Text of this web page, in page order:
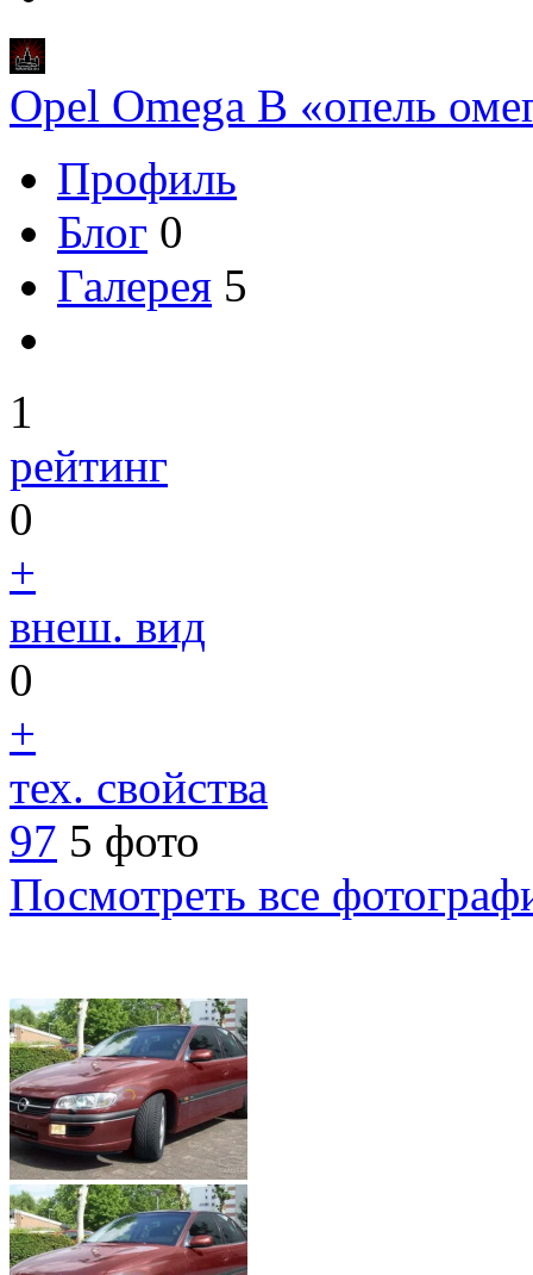
Opel Omega B «опель
Профиль
Блог 0
Галерея 5
1
рейтинг
0
+
внеш. вид
0
+
тех. свойства
97 5 фото
Посмотреть все